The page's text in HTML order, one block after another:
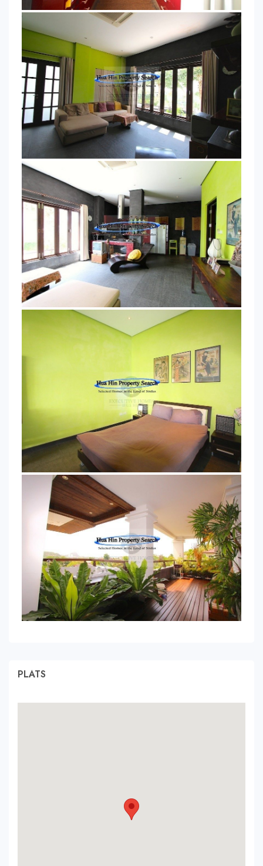
PLATS